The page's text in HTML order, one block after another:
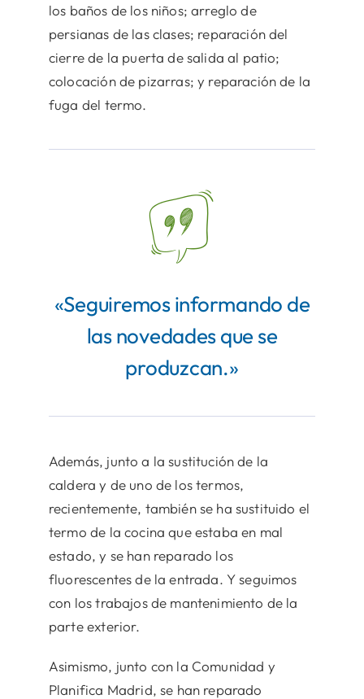
los baños de los niños; arreglo de
persianas de las clases; reparación del
cierre de la puerta de salida al patio;
colocación de pizarras; y reparación de la
fuga del termo.
«Seguiremos informando de
las novedades que se
produzcan.»
Además, junto a la sustitución de la
caldera y de uno de los termos,
recientemente, también se ha sustituido el
termo de la cocina que estaba en mal
estado, y se han reparado los
fluorescentes de la entrada. Y seguimos
con los trabajos de mantenimiento de la
parte exterior.
Asimismo, junto con la Comunidad y
Planifica Madrid, se han reparado